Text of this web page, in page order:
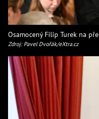
Osamocený Filip Turek na
Zdroj: Pavel Dvořák/eXtra.cz